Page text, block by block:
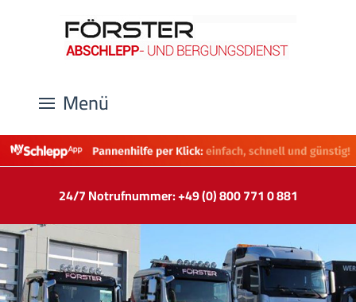
Menü
24/7 Notrufnummer: +49 (0) 800 771 0 881